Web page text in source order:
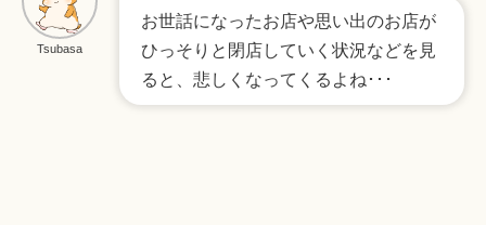
Tsubasa
お世話になったお店や思い出のお店が
ひっそりと閉店していく状況などを見
ると、悲しくなってくるよね･･･